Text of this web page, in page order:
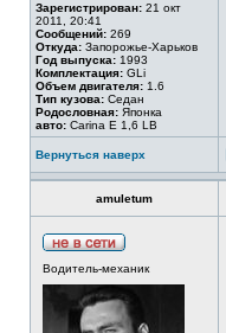
Зарегистрирован: 21 окт
2011, 20:41
Сообщений: 269
Откуда: Запорожье-Харьков
Год выпуска: 1993
Комплектация: GLi
Объем двигателя: 1.6
Тип кузова: Седан
Родословная: Японка
авто: Carina E 1,6 LB
Вернуться наверх
amuletum
Водитель-механик